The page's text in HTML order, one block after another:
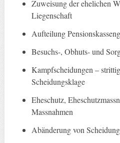
Zuweisung der ehelichen
Liegenschaft
Aufteilung
Besuchs-, Obhuts- und
Kampfscheidungen –
Scheidungsklage
Eheschutz,
Massnahmen
Abänderung von